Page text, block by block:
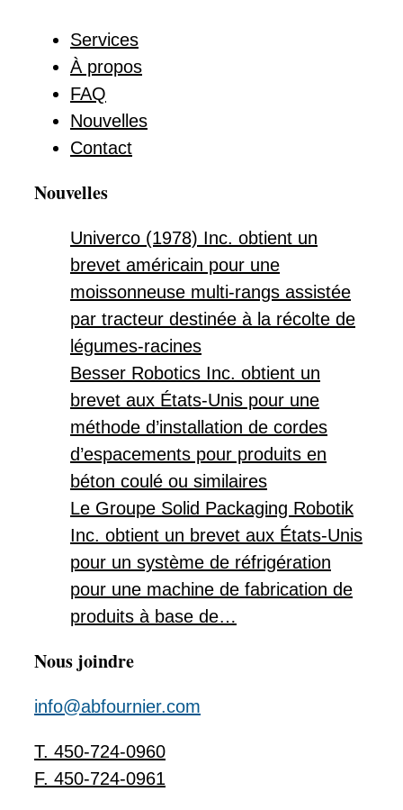
Services
À propos
FAQ
Nouvelles
Contact
Nouvelles
Univerco (1978) Inc. obtient un
brevet américain pour une
moissonneuse multi-rangs assistée
par tracteur destinée à la récolte de
légumes-racines
Besser Robotics Inc. obtient un
brevet aux États-Unis pour une
méthode d’installation de cordes
d’espacements pour produits en
béton coulé ou similaires
Le Groupe Solid Packaging Robotik
Inc. obtient un brevet aux États-Unis
pour un système de réfrigération
pour une machine de fabrication de
produits à base de…
Nous joindre
info@abfournier.com
T. 450-724-0960
F. 450-724-0961